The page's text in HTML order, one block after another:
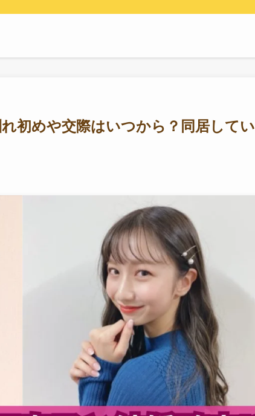
初めや交際はいつから？同居してい